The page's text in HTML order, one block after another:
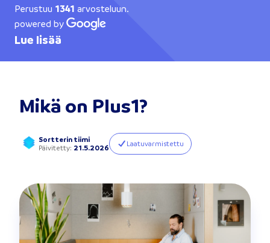
Perustuu 1341 arvosteluun.
powered by
Lue lisää
Mikä on Plus1?
Sortterin tiimi
Päivitetty: 21.5.2026 Laatuvarmistettu